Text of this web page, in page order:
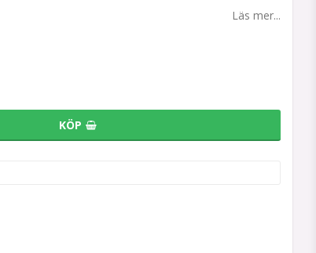
Läs mer...
KÖP